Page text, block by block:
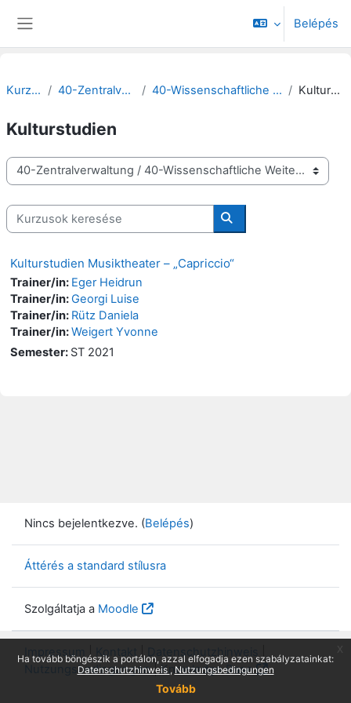
Ha tovább böngészik a portálon, azzal elfogadja ezen szabályzatainkat:
Datenschutzhinweis
Nutzungsbedingungen
Tovább
Belépés
Kurzusok 40-Zentralverwaltung 40-Wissenschaftliche Weiterbildung Kulturstudien
Kulturstudien
Kurzuskategóriák
Kurzusok keresése
Kurzusok keresése
Kulturstudien Musiktheater – „Capriccio“
Trainer/in: Eger Heidrun
Trainer/in:Georgi Luise
Trainer/in: Rütz Daniela
Trainer/in:Weigert Yvonne
Semester: ST 2021
Nincs bejelentkezve. (Belépés)
Áttérés a standard stílusra
Szolgáltatja a Moodle
Impressum | Kontakt | Datenschutzhinweis
Nutzungsbedingungen|Knowledge Base